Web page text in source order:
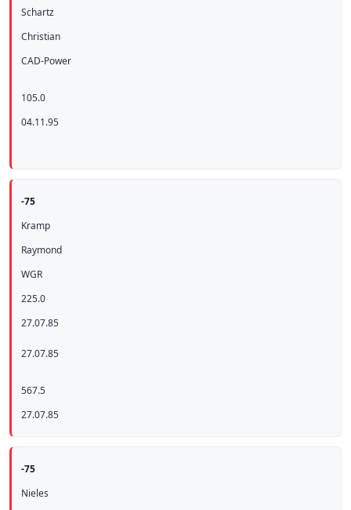
Schartz
Christian
CAD-Power
105.0
04.11.95
-75
Kramp
Raymond
WGR
225.0
27.07.85
27.07.85
567.5
27.07.85
-75
Nieles